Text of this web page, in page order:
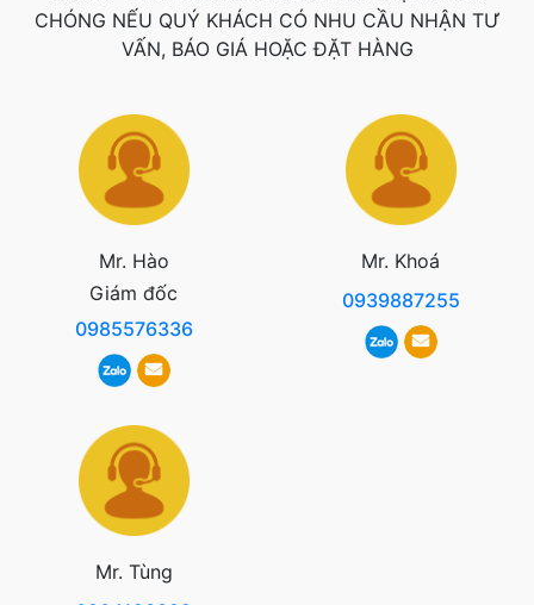
CHÓNG NẾU QUÝ KHÁCH CÓ NHU CẦU NHẬN TƯ
VẤN, BÁO GIÁ HOẶC ĐẶT HÀNG
Mr. Hào
Giám đốc
0985576336
Mr. Khoá
0939887255
Mr. Tùng